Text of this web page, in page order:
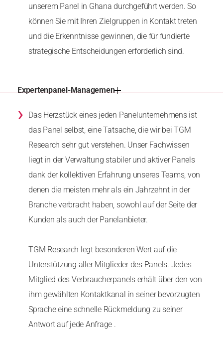
unserem Panel in Ghana durchgeführt werden. So
können Sie mit Ihren Zielgruppen in Kontakt treten
und die Erkenntnisse gewinnen, die für fundierte
strategische Entscheidungen erforderlich sind.
Expertenpanel-Managemen
›
Das Herzstück eines jeden Panelunternehmens ist
das Panel selbst, eine Tatsache, die wir bei TGM
Research sehr gut verstehen. Unser Fachwissen
liegt in der Verwaltung stabiler und aktiver Panels
dank der kollektiven Erfahrung unseres Teams, von
denen die meisten mehr als ein Jahrzehnt in der
Branche verbracht haben, sowohl auf der Seite der
Kunden als auch der Panelanbieter.
TGM Research legt besonderen Wert auf die
Unterstützung aller Mitglieder des Panels. Jedes
Mitglied des Verbraucherpanels erhält über den von
ihm gewählten Kontaktkanal in seiner bevorzugten
Sprache eine schnelle Rückmeldung zu seiner
Antwort auf jede Anfrage .